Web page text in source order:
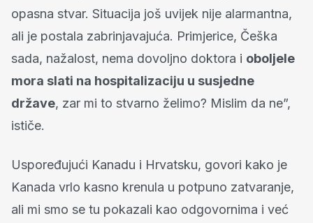
opasna stvar. Situacija još uvijek nije alarmantna,
ali je postala zabrinjavajuća. Primjerice, Češka
sada, nažalost, nema dovoljno doktora i oboljele
mora slati na hospitalizaciju u susjedne
države, zar mi to stvarno želimo? Mislim da ne”,
ističe.
Uspoređujući Kanadu i Hrvatsku, govori kako je
Kanada vrlo kasno krenula u potpuno zatvaranje,
ali mi smo se tu pokazali kao odgovornima i već